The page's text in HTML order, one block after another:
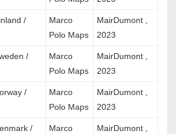
/
Marco
Polo Maps
MairDumont ,
2023
/
Marco
Polo Maps
MairDumont ,
2023
/
Marco
Polo Maps
MairDumont ,
2023
/
Marco
MairDumont ,